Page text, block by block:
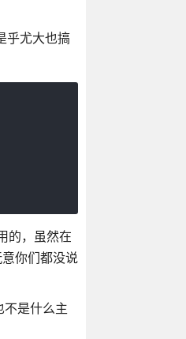
乎尤大也搞
的，虽然在
你们都没说
是什么主